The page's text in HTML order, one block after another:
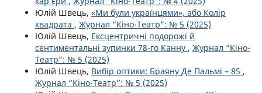
Юлій Швець, «Ми були українцями», або Колір
квадрата , Журнал “Кіно-Театр”: № 5 (2025)
Юлій Швець, Ексцентричні подорожі й
сентиментальні зупинки 78-го Канну , Журнал “Кіно-
Театр”: № 5 (2025)
Юлій Швець, Вибір оптики: Браяну Де Пальмі – 85 ,
Журнал “Кіно-Театр”: № 5 (2025)